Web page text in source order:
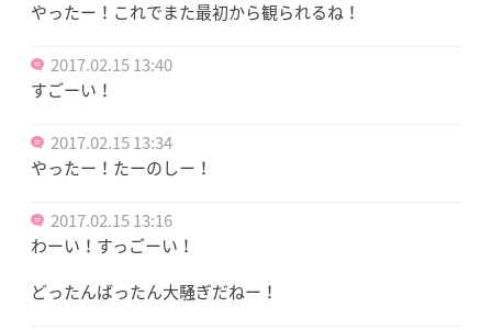
やったー！これでまた最初から観られるね！
2017.02.15 13:40
すごーい！
2017.02.15 13:34
やったー！たーのしー！
2017.02.15 13:16
わーい！すっごーい！
どったんばったん大騒ぎだねー！